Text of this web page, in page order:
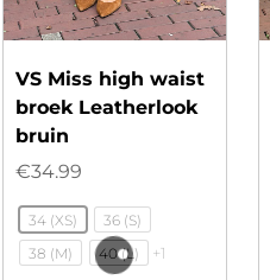
VS Miss high waist
broek Leatherlook
bruin
€34.99
34 (XS)
36 (S)
38 (M)
40 (L) +1